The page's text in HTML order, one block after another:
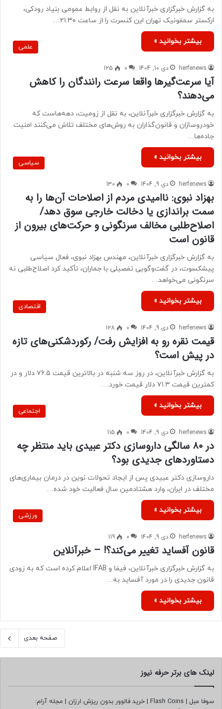
به گزارش خبرگزاری خبرآنلاین به نقل از روابط عمومی بنیاد رودکی،
ارکستر سمفونیک تهران این کنسرت را از ساعت ۲۱:۳۰…
بیشتر بخوانید »
علمی
herfenews دی 10, 1404 0
125
آیا سرعت‌گیرها واقعا سرعت رانندگان را کاهش
می‌دهند؟
به گزارش خبرگزاری خبرآنلاین، به نقل از زومیت، ‌دهه‌هاست که
خودروسازان و قانون‌گذاران به روش‌های مختلف تلاش می‌کنند امنیت
جاده‌ها…
بیشتر بخوانید »
سیاسی
herfenews دی 9, 1404 0
130
بهزاد نبوی: ناامیدی مردم از اصلاحات آن‌ها را به
سمت براندازی یا دخالت خارجی سوق دهد/
اصلاح‌طلبی مخالف سرنگونی و حرکت‌های بیرون از
قانون است
به گزارش خبرگزاری خبرآنلاین، مهندس بهزاد نبوی، فعال سیاسی
پیشکسوت، در گفت‌وگویی تفصیلی با جماران، تأکید کرد اصلاح‌طلبی نه
سرنگونی می‌خواهد…
بیشتر بخوانید »
اقتصادی
herfenews دی 9, 1404 0
128
قیمت نقره رو به افزایش رفت/ رکوردشکنی‌های تازه
در پیش است؟
به گزارش خبرآنلاین، در روز سه شنبه در بالاترین قیمت ۷۶.۵ دلار و در
کمترین قیمت ۷۱.۳ دلار قیمت خورد.…
بیشتر بخوانید »
اجتماعی
herfenews دی 9, 1404 0
115
در ۸۰ سالگی داروسازی دکتر عبیدی باید منتظر چه
دستاوردهای جدیدی بود؟
داروسازی دکتر عبیدی پس از ایجاد تحولات نوین در درمان بیماری‌های
مختلف در ایران، وارد هشتادمین سال فعالیت خود شده…
بیشتر بخوانید »
ورزشی
herfenews دی 9, 1404 0
119
قانون آفساید تغییر می‌کند؟! – خبرآنلاین
به گزارش خبرگزاری خبرآنلاین، فیفا و IFAB اعلام کرده است که به زودی
قانون جدیدی را در مورد آفساید به…
بیشتر بخوانید »
صفحه بعدی
لینک های برتر حرفه نیوز
سوفا مبل |
Flash Coins
| خرید فالوور بدون ریزش ارزان | مجله آرام: